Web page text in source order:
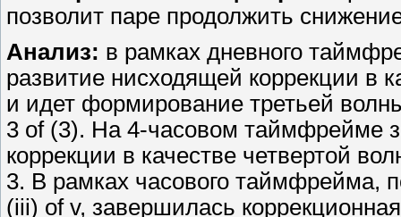
позволит паре продолжить
Анализ: в рамках дневного
развитие нисходящей коррекции в
и идет формирование третьей
3 of (3). На 4-часовом таймфрейме
коррекции в качестве четвертой
3. В рамках часового таймфрейма,
(iii) of v, завершилась